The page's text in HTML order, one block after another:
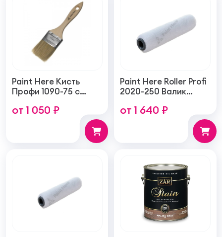
Paint Here Кисть
Профи 1090-75 с
щетиной плоская
от 1 050 ₽
Paint Here Roller Profi
2020-250 Валик
тонкую гладкую
структуру покрытия
от 1 640 ₽